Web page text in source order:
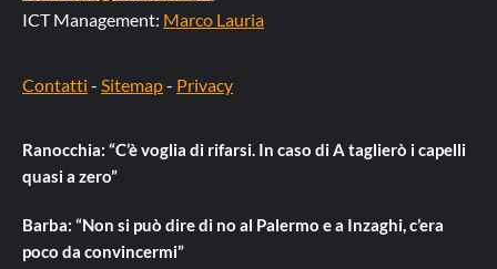
ICT Management: Marco Lauria
Contatti - Sitemap- Privacy
Ranocchia: “C’è voglia di rifarsi. In caso di A taglierò i capelli
quasi a zero”
Barba: “Non si può dire di no al Palermo e a Inzaghi, c’era
poco da convincermi”